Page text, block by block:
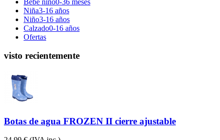
Niña3-16 años
Niño3-16 años
Calzado0-16 años
Ofertas
visto recientemente
Botas de agua FROZEN II cierre ajustable